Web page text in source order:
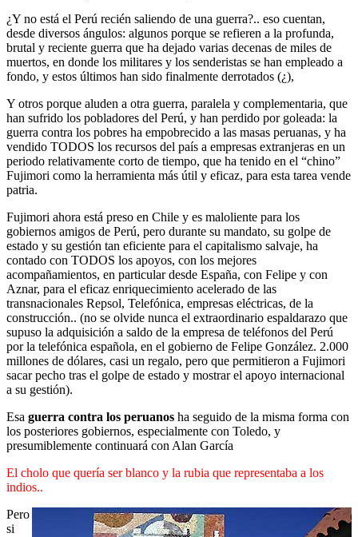
¿Y no está el Perú recién saliendo de una guerra?.. eso cuentan,
desde diversos ángulos: algunos porque se refieren a la profunda,
brutal y reciente guerra que ha dejado varias decenas de miles de
muertos, en donde los militares y los senderistas se han empleado a
fondo, y estos últimos han sido finalmente derrotados (¿),
Y otros porque aluden a otra guerra, paralela y complementaria, que
han sufrido los pobladores del Perú, y han perdido por goleada: la
guerra contra los pobres ha empobrecido a las masas peruanas, y ha
vendido TODOS los recursos del país a empresas extranjeras en un
periodo relativamente corto de tiempo, que ha tenido en el “chino”
Fujimori como la herramienta más útil y eficaz, para esta tarea vende
patria.
Fujimori ahora está preso en Chile y es maloliente para los
gobiernos amigos de Perú, pero durante su mandato, su golpe de
estado y su gestión tan eficiente para el capitalismo salvaje, ha
contado con TODOS los apoyos, con los mejores
acompañamientos, en particular desde España, con Felipe y con
Aznar, para el eficaz enriquecimiento acelerado de las
transnacionales Repsol, Telefónica, empresas eléctricas, de la
construcción.. (no se olvide nunca el extraordinario espaldarazo que
supuso la adquisición a saldo de la empresa de teléfonos del Perú
por la telefónica española, en el gobierno de Felipe González. 2.000
millones de dólares, casi un regalo, pero que permitieron a Fujimori
sacar pecho tras el golpe de estado y mostrar el apoyo internacional
a su gestión).
Esa guerra contra los peruanos ha seguido de la misma forma con
los posteriores gobiernos, especialmente con Toledo, y
presumiblemente continuará con Alan García
El cholo que quería ser blanco y la rubia que representaba a los
indios..
Pero
si